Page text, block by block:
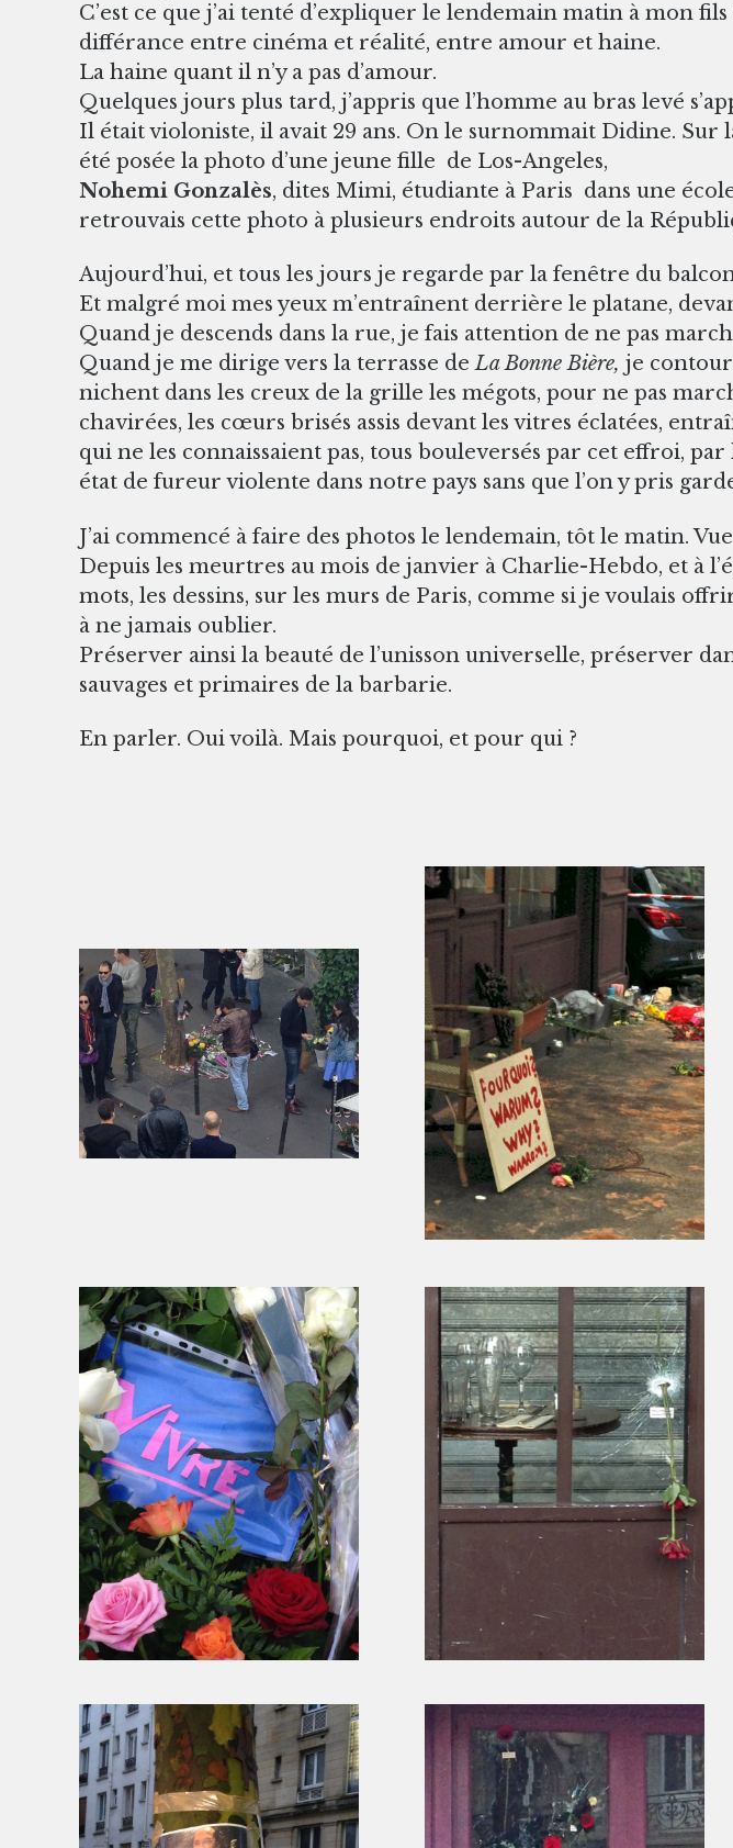
C’est ce que j’ai tenté d’expliquer le lendemain matin à mon
différance entre cinéma et réalité, entre amour et haine.
La haine quant il n’y a pas d’amour.
Quelques jours plus tard, j’appris que l’homme au bras levé
Il était violoniste, il avait 29 ans. On le surnommait Didine.
été posée la photo d’une jeune fille de Los-Angeles,
Nohemi Gonzalès, dites Mimi, étudiante à Paris dans une
retrouvais cette photo à plusieurs endroits autour de la
Aujourd’hui, et tous les jours je regarde par la fenêtre du
Et malgré moi mes yeux m’entraînent derrière le platane,
Quand je descends dans la rue, je fais attention de ne pas
Quand je me dirige vers la terrasse deLa Bonne Bière, je
nichent dans les creux de la grille les mégots, pour ne pas
chavirées, les cœurs brisés assis devant les vitres éclatées,
qui ne les connaissaient pas, tous bouleversés par cet effroi,
état de fureur violente dans notre pays sans que l’on y pris
J’ai commencé à faire des photos le lendemain, tôt le matin.
Depuis les meurtres au mois de janvier à Charlie-Hebdo, et à
mots, les dessins, sur les murs de Paris, comme si je voulais
à ne jamais oublier.
Préserver ainsi la beauté de l’unisson universelle, préserver
sauvages et primaires de la barbarie.
En parler. Oui voilà. Mais pourquoi, et pour qui ?